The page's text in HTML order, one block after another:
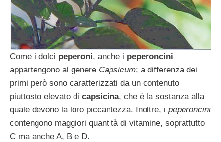
Come i dolci peperoni, anche i peperoncini
appartengono al genere Capsicum; a differenza dei
primi però sono caratterizzati da un contenuto
piuttosto elevato di capsicina, che è la sostanza alla
quale devono la loro piccantezza. Inoltre, i peperoncini
contengono maggiori quantità di vitamine, soprattutto
C ma anche A, B e D.